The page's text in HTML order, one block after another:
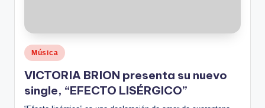
Publicado
en
Música
VICTORIA BRION presenta su nuevo
single, “EFECTO LISÉRGICO”